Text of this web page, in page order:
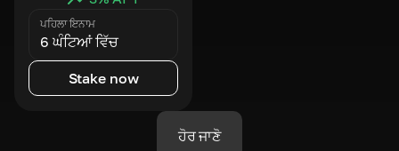
ਪਹਿਲਾ ਇਨਾਮ
6 ਘੰਟਿਆਂ ਵਿੱਚ
Stake now
ਹੋਰ ਜਾਣੋ